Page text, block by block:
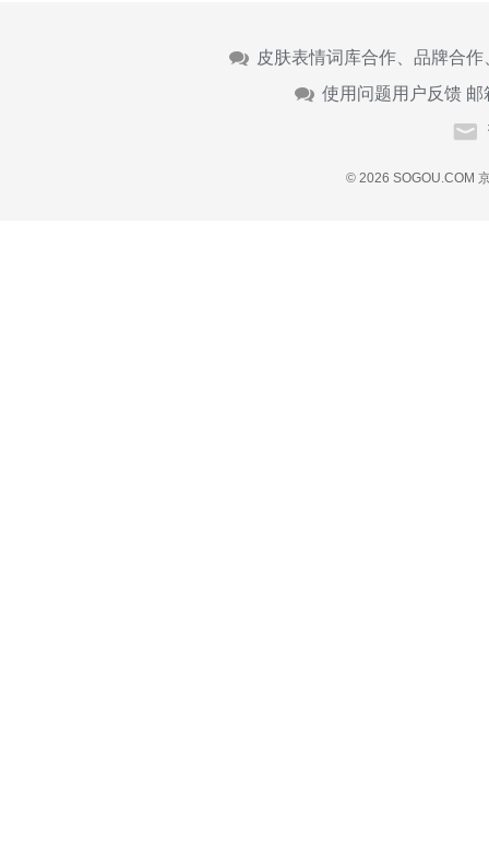
皮肤表情词库合作、品牌合
使用问题用户反馈 邮
© 2026 SOGOU.COM